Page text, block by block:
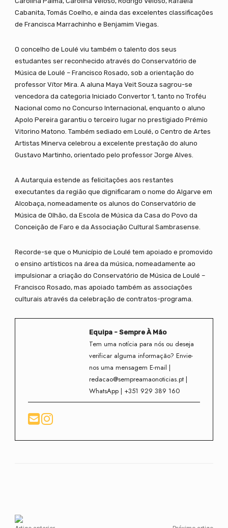
Cabanita, Tomás Coelho, e ainda das excelentes classificações
de Francisca Marrachinho e Benjamim Viegas.
O concelho de Loulé viu também o talento dos seus
estudantes ser reconhecido através do Conservatório de
Música de Loulé – Francisco Rosado, sob a orientação do
professor Vítor Mira. A aluna Maya Veit Souza sagrou-se
vencedora da categoria Iniciado Convertor 1, tanto no Troféu
Nacional como no Concurso Internacional, enquanto o aluno
Apolo Pereira garantiu o terceiro lugar no prestigiado Prémio
Vitorino Matono. Também sediado em Loulé, o Centro de Artes
Artistas Minerva celebrou a excelente prestação do aluno
Gustavo Martinho, orientado pelo professor Jorge Alves.
A Autarquia estende as felicitações aos restantes
executantes da região que dignificaram o nome do Algarve em
Alcobaça, nomeadamente os alunos do Conservatório de
Música de Olhão, da Escola de Música da Casa do Povo da
Conceição de Faro e da Associação Cultural Sambrasense.
Recorde-se que o Município de Loulé tem apoiado e promovido
o ensino artísticos na área da música, nomeadamente ao
impulsionar a criação do Conservatório de Música de Loulé –
Francisco Rosado, mas apoiado também as associações
culturais através da celebração de contratos-programa.
Equipa - Sempre À Mão
Tem uma notícia para nós ou deseja
verificar alguma informação? Envie-
nos uma mensagem E-mail |
redacao@sempreamaonoticias.pt |
WhatsApp | +351 929 389 160